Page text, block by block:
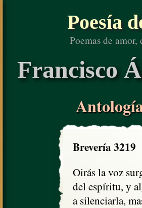
Poesía
Poemas de amor,
Francisco
Brevería 3219
Oirás la voz
del espíritu, y
a silenciarla,